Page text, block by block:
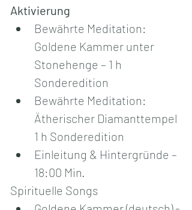
Aktivierung
Bewährte Meditation:
Goldene Kammer unter
Stonehenge – 1 h
Sonderedition
Bewährte Meditation:
Ätherischer Diamanttempel
1 h Sonderedition
Einleitung & Hintergründe –
18:00 Min.
Spirituelle Songs